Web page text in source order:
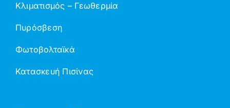
Κλιματισμός – Γεωθερμία
Πυρόσβεση
Φωτοβολταϊκά
Κατασκευή Πισίνας